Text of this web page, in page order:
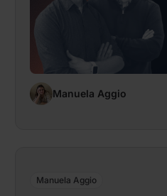
Manuela Aggio
Manuela Aggio